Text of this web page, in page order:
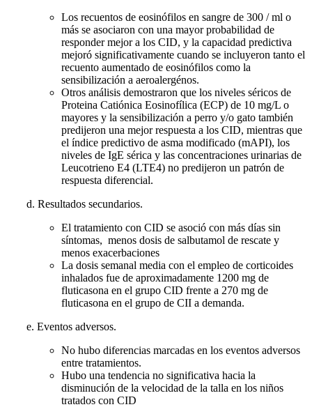
Los recuentos de eosinófilos en sangre de 300 / ml o
más se asociaron con una mayor probabilidad de
responder mejor a los CID, y la capacidad predictiva
mejoró significativamente cuando se incluyeron tanto el
recuento aumentado de eosinófilos como la
sensibilización a aeroalergénos.
Otros análisis demostraron que los niveles séricos de
Proteina Catiónica Eosinofílica (ECP) de 10 mg/L o
mayores y la sensibilización a perro y/o gato también
predijeron una mejor respuesta a los CID, mientras que
el índice predictivo de asma modificado (mAPI), los
niveles de IgE sérica y las concentraciones urinarias de
Leucotrieno E4 (LTE4) no predijeron un patrón de
respuesta diferencial.
d. Resultados secundarios.
El tratamiento con CID se asoció con más días sin
síntomas, menos dosis de salbutamol de rescate y
menos exacerbaciones
La dosis semanal media con el empleo de corticoides
inhalados fue de aproximadamente 1200 mg de
fluticasona en el grupo CID frente a 270 mg de
fluticasona en el grupo de CII a demanda.
e. Eventos adversos.
No hubo diferencias marcadas en los eventos adversos
entre tratamientos.
Hubo una tendencia no significativa hacia la
disminución de la velocidad de la talla en los niños
tratados con CID